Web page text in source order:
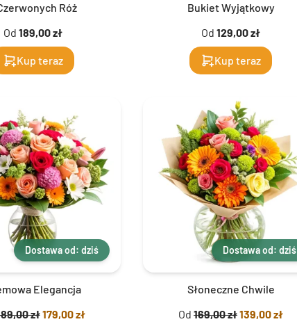
Róż
Od 189,00 zł
Kup teraz
Bukiet Wyjątkowy
Od 129,00 zł
Kup teraz
Dostawa od: dziś
Elegancja
zł179,00 zł
Dostawa od: dziś
Słoneczne Chwile
Od 169,00 zł139,00 zł